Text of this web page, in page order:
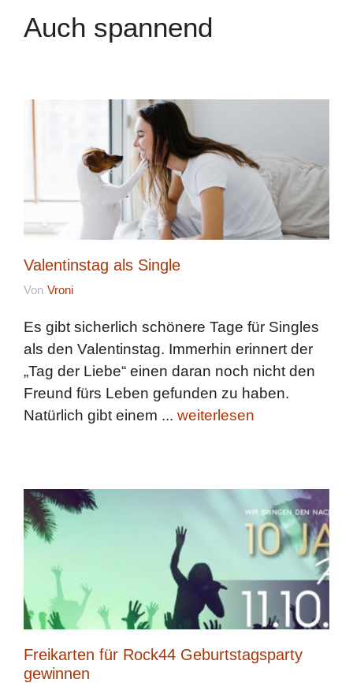
Auch spannend
Valentinstag als Single
Von Vroni
Es gibt sicherlich schönere Tage für Singles
als den Valentinstag. Immerhin erinnert der
„Tag der Liebe“ einen daran noch nicht den
Freund fürs Leben gefunden zu haben.
Natürlich gibt einem ... weiterlesen
Freikarten für Rock44 Geburtstagsparty
gewinnen